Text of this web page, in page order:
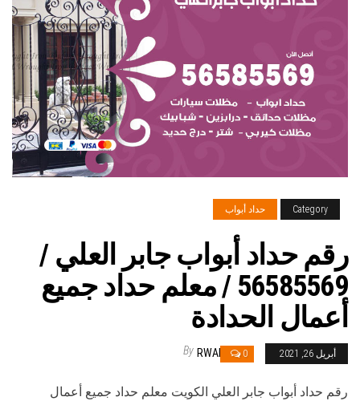
Category حداد أبواب
رقم حداد أبواب جابر العلي /
56585569 / معلم حداد جميع
أعمال الحدادة
أبريل 26, 2021 0
By RWAN
رقم حداد أبواب جابر العلي الكويت معلم حداد جميع أعمال